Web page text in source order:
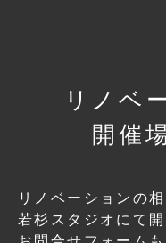
リノベ
開催
リノベーションの相
若杉スタジオにて